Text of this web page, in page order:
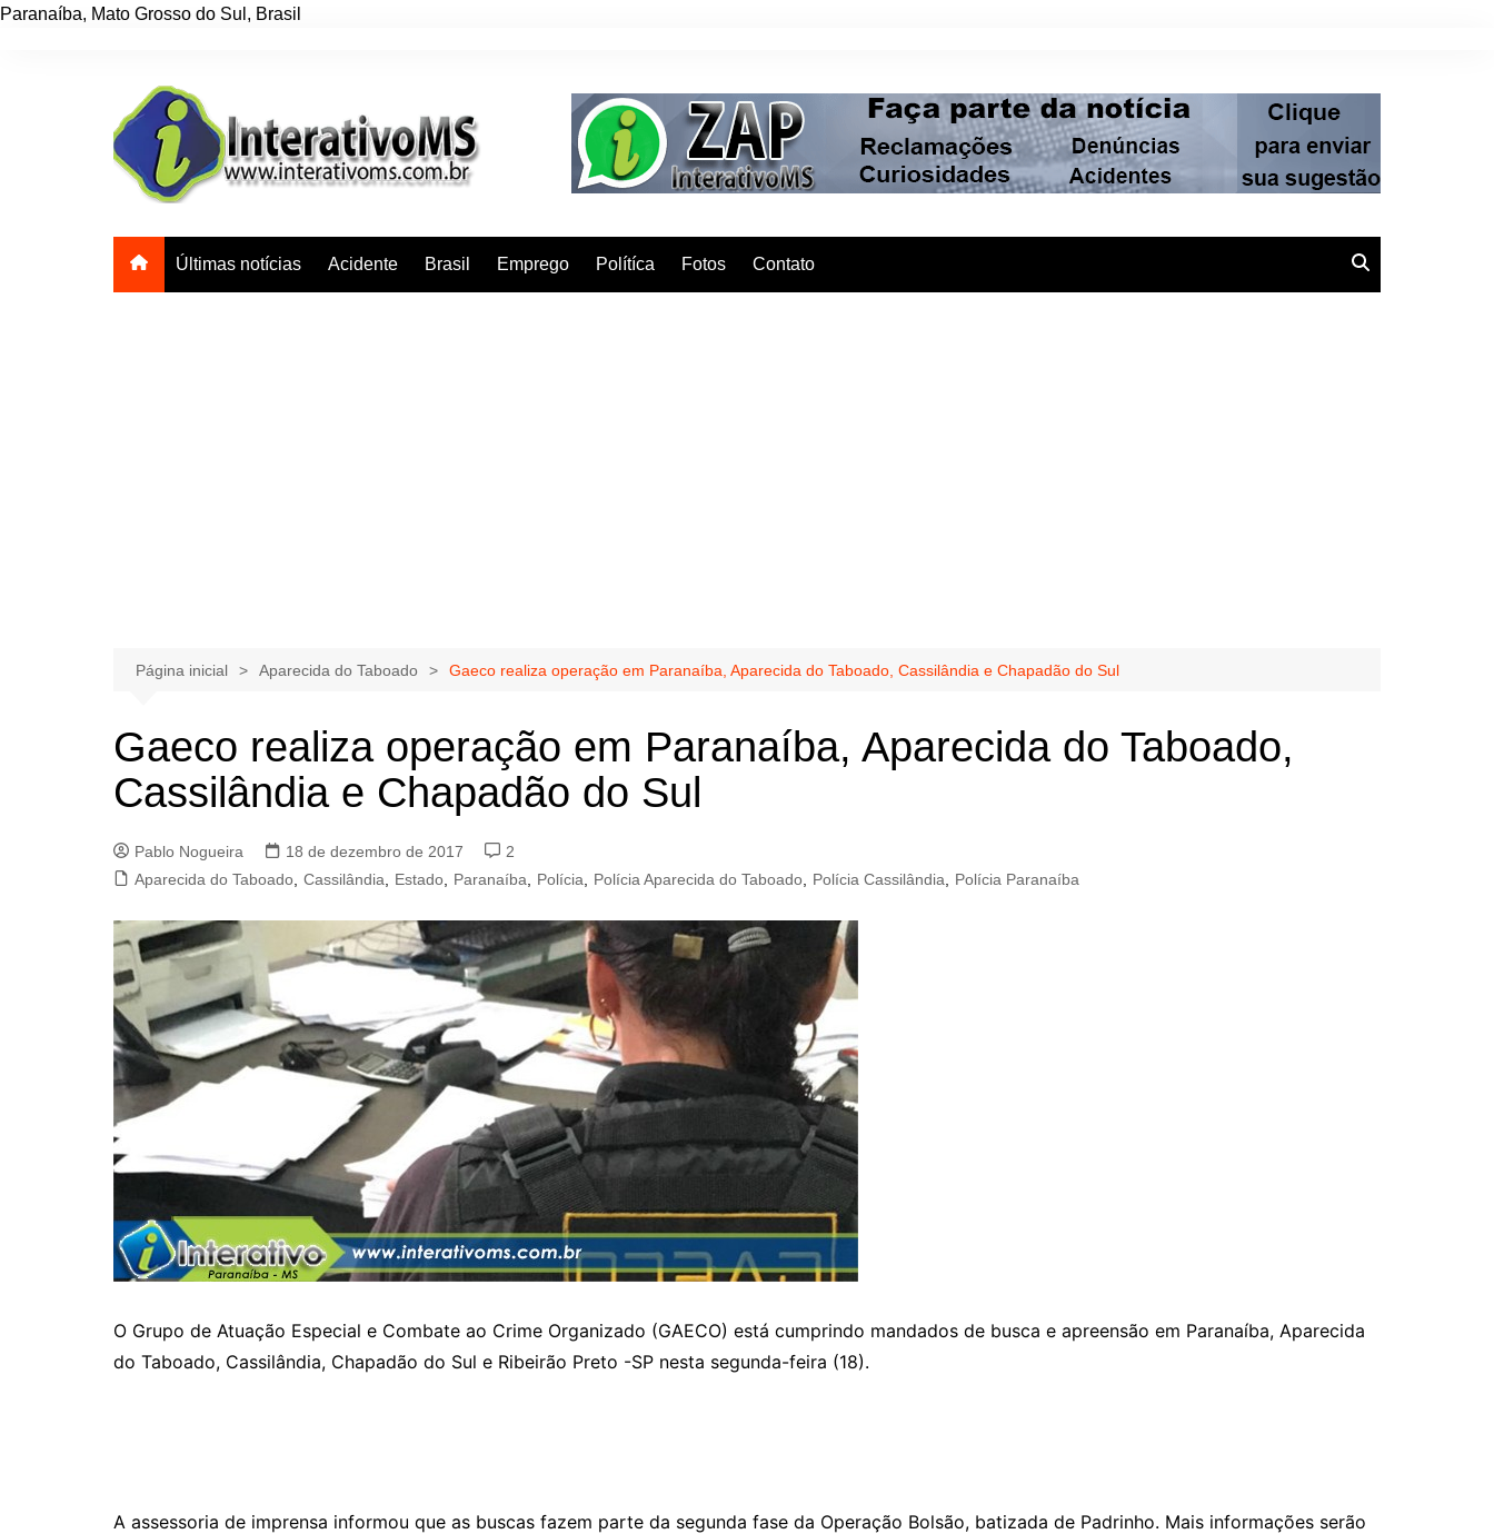
Paranaíba, Mato Grosso do Sul , Brasil
Últimas notícias Acidente Brasil Emprego Polítíca Fotos Contato
Página inicial Aparecida do Taboado Gaeco realiza operação em Paranaíba, Aparecida do Taboado, Cassilândia e Chapadão do Sul
Gaeco realiza operação em Paranaíba, Aparecida do Taboado,
Cassilândia e Chapadão do Sul
Pablo Nogueira 18 de dezembro de 2017
2
Aparecida do Taboado Cassilândia Estado Paranaíba Polícia Polícia Aparecida do Taboado Polícia Cassilândia Polícia Paranaíba
O Grupo de Atuação Especial e Combate ao Crime Organizado (GAECO) está cumprindo mandados de busca e apreensão em Paranaíba, Aparecida
do Taboado, Cassilândia, Chapadão do Sul e Ribeirão Preto -SP nesta segunda-feira (18).
A assessoria de imprensa informou que as buscas fazem parte da segunda fase da Operação Bolsão, batizada de Padrinho. Mais informações serão